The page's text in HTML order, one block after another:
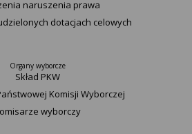
naruszenia prawa
dotacjach celowych
Organy wyborcze
Skład PKW
Komisji Wyborczej
wyborczy